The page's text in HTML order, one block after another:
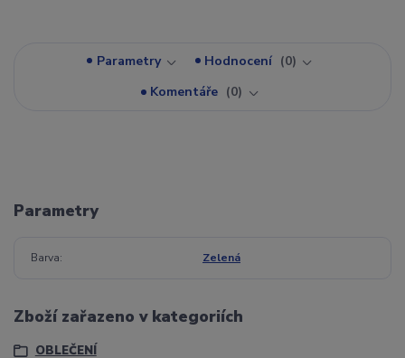
Parametry Hodnocení
0
Komentáře
0
Parametry
Barva Zelená
Zboží zařazeno v kategoriích
OBLEČENÍ